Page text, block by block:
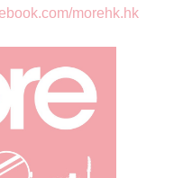
morehk.hk